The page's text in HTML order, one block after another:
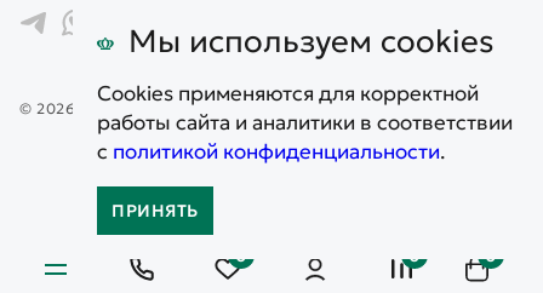
0 0 0
© 2026. Все права защищены. Информация, представленная на
сайте, не является публичной офертой
Карта сайта
Политика конфиденциальности
Мы используем cookies
Cookies применяются для корректной
работы сайта и аналитики в соответствии
с политикой конфиденциальности.
ПРИНЯТЬ